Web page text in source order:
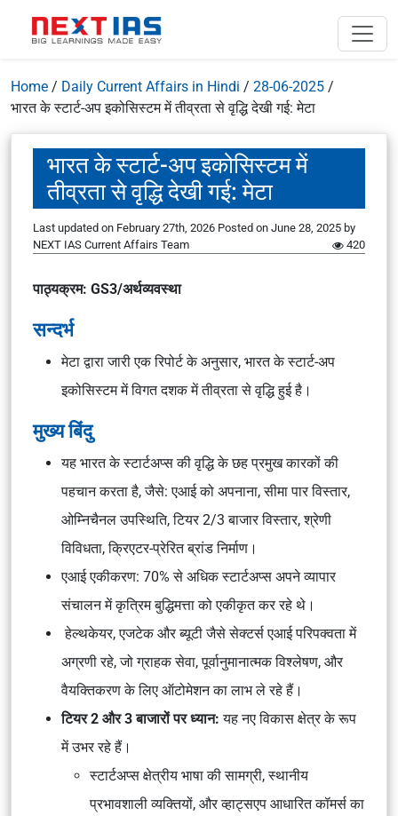
Home / Daily Current Affairs in Hindi / 28-06-2025 /
भारत के स्टार्ट-अप इकोसिस्टम में तीव्रता से वृद्धि देखी गई: मेटा
भारत के स्टार्ट-अप इकोसिस्टम में
तीव्रता से वृद्धि देखी गई: मेटा
Last updated on February 27th, 2026 Posted on June 28, 2025 by
NEXT IAS Current Affairs Team
420
पाठ्यक्रम: GS3/अर्थव्यवस्था
सन्दर्भ
मेटा द्वारा जारी एक रिपोर्ट के अनुसार, भारत के स्टार्ट-अप
इकोसिस्टम में विगत दशक में तीव्रता से वृद्धि हुई है।
मुख्य बिंदु
यह भारत के स्टार्टअप्स की वृद्धि के छह प्रमुख कारकों की
पहचान करता है, जैसे: एआई को अपनाना, सीमा पार विस्तार,
ओम्निचैनल उपस्थिति, टियर 2/3 बाजार विस्तार, श्रेणी
विविधता, क्रिएटर-प्रेरित ब्रांड निर्माण।
एआई एकीकरण: 70% से अधिक स्टार्टअप्स अपने व्यापार
संचालन में कृत्रिम बुद्धिमत्ता को एकीकृत कर रहे थे।
हेल्थकेयर, एजटेक और ब्यूटी जैसे सेक्टर्स एआई परिपक्वता में
अग्रणी रहे, जो ग्राहक सेवा, पूर्वानुमानात्मक विश्लेषण, और
वैयक्तिकरण के लिए ऑटोमेशन का लाभ ले रहे हैं।
टियर 2 और 3 बाजारों पर ध्यान:यह नए विकास क्षेत्र के रूप
में उभर रहे हैं।
स्टार्टअप्स क्षेत्रीय भाषा की सामग्री, स्थानीय
प्रभावशाली व्यक्तियों, और व्हाट्सएप आधारित कॉमर्स का